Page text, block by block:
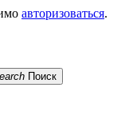
авторизоваться.
Поиск